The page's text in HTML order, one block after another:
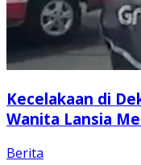
Kecelakaan di
Wanita Lansia
Berita